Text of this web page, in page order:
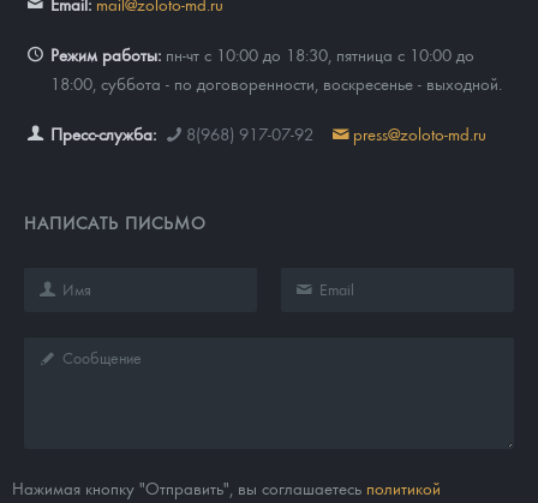
Режим работы: пн-чт с 10:00 до 18:30, пятница с 10:00 до
18:00, суббота - по договоренности, воскресенье - выходной.
Пресс-служба: 8(968) 917-07-92 press@zoloto-md.ru
НАПИСАТЬ ПИСЬМО
Нажимая кнопку "Отправить", вы соглашаетесь политикой